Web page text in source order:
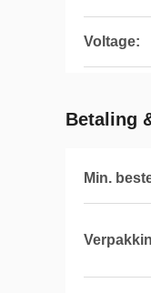
Voltage:
Betaling
Min.